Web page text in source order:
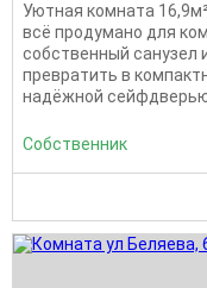
Уютная комната
всё продумано для
собственный санузел
превратить в
надёжной
Собственник